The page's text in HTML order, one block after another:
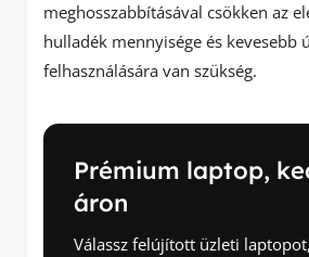
meghosszabbításával csökken az
hulladék mennyisége és kevesebb
felhasználására van szükség.
Prémium laptop,
áron
Válassz felújított üzleti